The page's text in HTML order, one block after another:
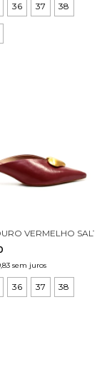
36 37 38
2271001-2
VERMELHO
sem juros
36 37 38